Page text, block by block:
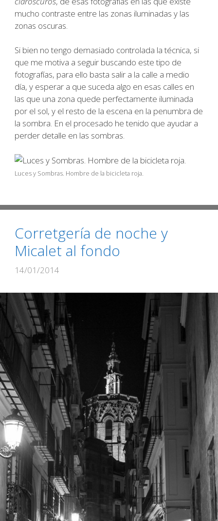
mucho contraste entre las zonas iluminadas y las
zonas oscuras.
Si bien no tengo demasiado controlada la técnica, si
que me motiva a seguir buscando este tipo de
fotografías, para ello basta salir a la calle a medio
día, y esperar a que suceda algo en esas calles en
las que una zona quede perfectamente iluminada
por el sol, y el resto de la escena en la penumbra de
la sombra. En el procesado he tenido que ayudar a
perder detalle en las sombras.
Luces y Sombras. Hombre de la bicicleta roja.
Corretgería de noche y
Micalet al fondo
14/01/2014